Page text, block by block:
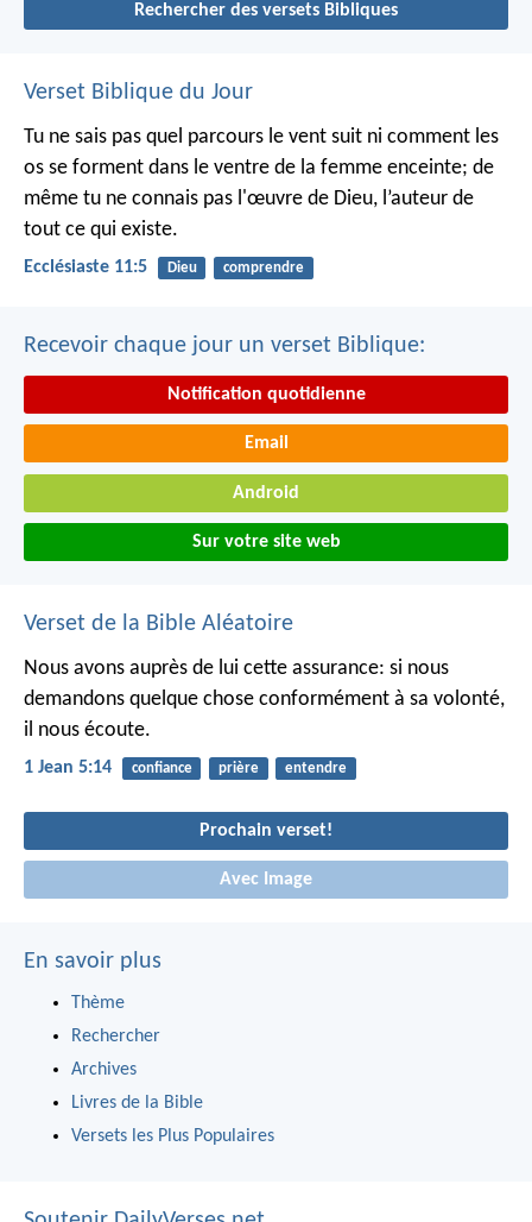
Rechercher des versets Bibliques
Verset Biblique du Jour
Tu ne sais pas quel parcours le vent suit ni comment les
os se forment dans le ventre de la femme enceinte; de
même tu ne connais pas l'œuvre de Dieu, l’auteur de
tout ce qui existe.
Ecclésiaste 11:5 Dieu comprendre
Recevoir chaque jour un verset Biblique:
Notification quotidienne
Email
Android
Sur votre site web
Verset de la Bible Aléatoire
Nous avons auprès de lui cette assurance: si nous
demandons quelque chose conformément à sa volonté,
il nous écoute.
1 Jean 5:14 confiance prière entendre
Prochain verset!
Avec Image
En savoir plus
Thème
Rechercher
Archives
Livres de la Bible
Versets les Plus Populaires